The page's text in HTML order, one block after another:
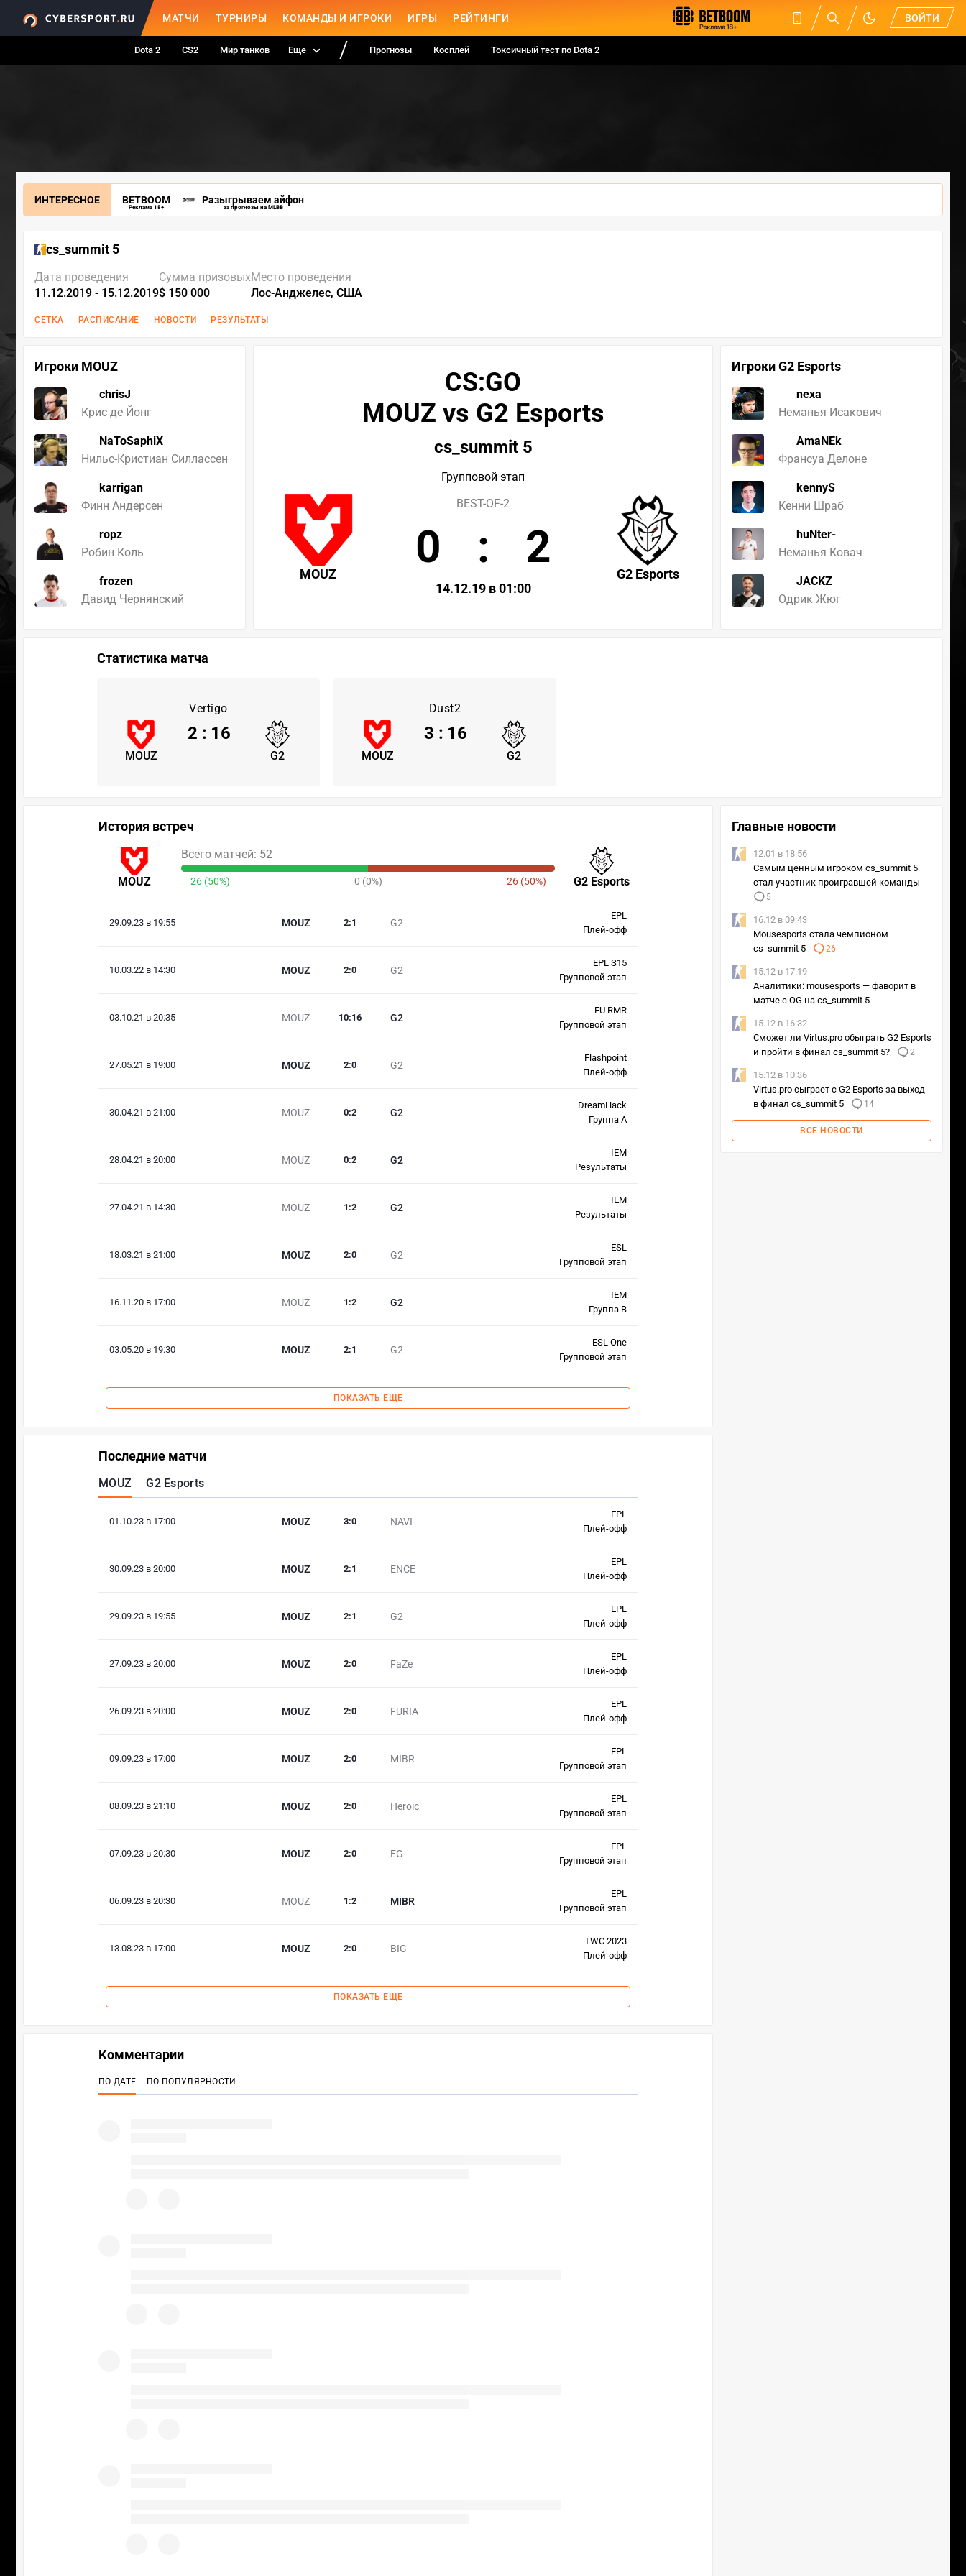
МАТЧИ ТУРНИРЫ КОМАНДЫ И ИГРОКИ ИГРЫ РЕЙТИНГИ ВОЙТИ
Dota 2 CS2 Мир танков Еще Прогнозы Косплей Токсичный тест по Dota 2
ИНТЕРЕСНОЕ BETBOOM
Реклама 18+
Разыгрываем айфон
за прогнозы на MLBB
cs_summit 5
Дата проведения
11.12.2019 - 15.12.2019
Сумма призовых
$ 150 000
Место проведения
Лос-Анджелес, США
СЕТКА РАСПИСАНИЕ НОВОСТИ РЕЗУЛЬТАТЫ
Игроки MOUZ
chrisJ
Крис де Йонг
NaToSaphiX
Нильс-Кристиан Силлассен
karrigan
Финн Андерсен
ropz
Робин Коль
frozen
Давид Чернянский
Игроки G2 Esports
nexa
Неманья Исакович
AmaNEk
Франсуа Делоне
kennyS
Кенни Шраб
huNter-
Неманья Ковач
JACKZ
Одрик Жюг
CS:GO
MOUZ vs G2 Esports
cs_summit 5
Групповой этап
MOUZ G2 Esports
BEST-OF-2
0 : 2
14.12.19 в 01:00
Статистика матча
Vertigo
MOUZ G2
2 : 16
Dust2
MOUZ G2
3 : 16
История встреч
MOUZ G2 Esports
Всего матчей: 52
26 (50%) 0 (0%) 26 (50%)
29.09.23 в 19:55 MOUZ G2
2:1
EPL
Плей-офф
10.03.22 в 14:30 MOUZ G2
2:0
EPL S15
Групповой этап
03.10.21 в 20:35 MOUZ G2
10:16
EU RMR
Групповой этап
27.05.21 в 19:00 MOUZ G2
2:0
Flashpoint
Плей-офф
30.04.21 в 21:00 MOUZ G2
0:2
DreamHack
Группа A
28.04.21 в 20:00 MOUZ G2
0:2
IEM
Результаты
27.04.21 в 14:30 MOUZ G2
1 :2
IEM
Результаты
18.03.21 в 21:00 MOUZ G2
2:0
ESL
Групповой этап
16.11.20 в 17:00 MOUZ G2
1 :2
IEM
Группа B
03.05.20 в 19:30 MOUZ G2
2:1
ESL One
Групповой этап
ПОКАЗАТЬ ЕЩЕ
Последние матчи
MOUZ G2 Esports
01.10.23 в 17:00 MOUZ NAVI
3:0
EPL
Плей-офф
30.09.23 в 20:00 MOUZ ENCE
2:1
EPL
Плей-офф
29.09.23 в 19:55 MOUZ G2
2:1
EPL
Плей-офф
27.09.23 в 20:00 MOUZ FaZe
2:0
EPL
Плей-офф
26.09.23 в 20:00 MOUZ FURIA
2:0
EPL
Плей-офф
09.09.23 в 17:00 MOUZ MIBR
2:0
EPL
Групповой этап
08.09.23 в 21:10 MOUZ Heroic
2:0
EPL
Групповой этап
07.09.23 в 20:30 MOUZ EG
2:0
EPL
Групповой этап
06.09.23 в 20:30 MOUZ MIBR
1 :2
EPL
Групповой этап
13.08.23 в 17:00 MOUZ BIG
2:0
TWC 2023
Плей-офф
ПОКАЗАТЬ ЕЩЕ
Главные новости
12.01 в 18:56
Самым ценным игроком cs_summit 5
стал участник проигравшей команды
5
16.12 в 09:43
Mousesports стала чемпионом
cs_summit 5
26
15.12 в 17:19
Аналитики: mousesports — фаворит в
матче с OG на cs_summit 5
15.12 в 16:32
Сможет ли Virtus.pro обыграть G2 Esports
и пройти в финал cs_summit 5?
2
15.12 в 10:36
Virtus.pro сыграет с G2 Esports за выход
в финал cs_summit 5
14
ВСЕ НОВОСТИ
Комментарии
ПО ДАТЕ ПО ПОПУЛЯРНОСТИ